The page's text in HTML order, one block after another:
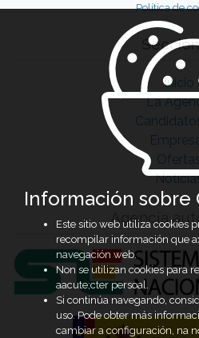
Política de
Inicio
La
Agencia
Información sobre
Este sitio web utiliza cookies
recompilar información que
navegación web.
Non se utilizan cookies para
aacute;cter persoal.
Si continúa navegando,
uso. Pode obter más
cambiar a configuración, na